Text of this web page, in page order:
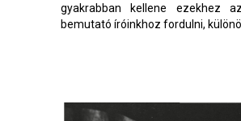
gyakrabban kellene ezekhez
bemutató íróinkhoz fordulni,